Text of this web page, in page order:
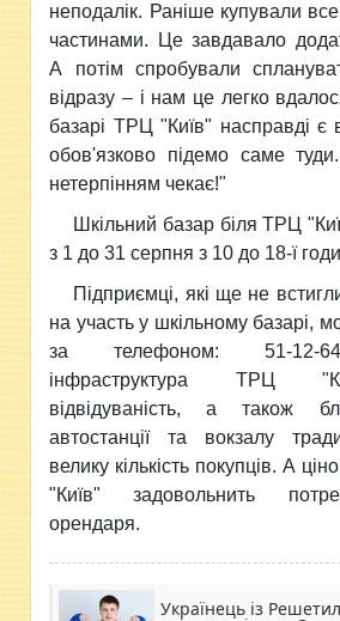
неподалік. Раніше купували
частинами. Це завдавало
А потім спробували
відразу – і нам це легко
базарі ТРЦ "Київ" насправді є
обов'язково підемо саме
нетерпінням чекає!"
Шкільний базар біля ТРЦ
з 1 до 31 серпня з 10 до 18-ї
Підприємці, які ще не
на участь у шкільному базарі,
за телефоном: 51-12-
інфраструктура ТРЦ
відвідуваність, а також
автостанції та вокзалу
велику кількість покупців. А
"Київ" задовольнить
орендаря.
Українець із